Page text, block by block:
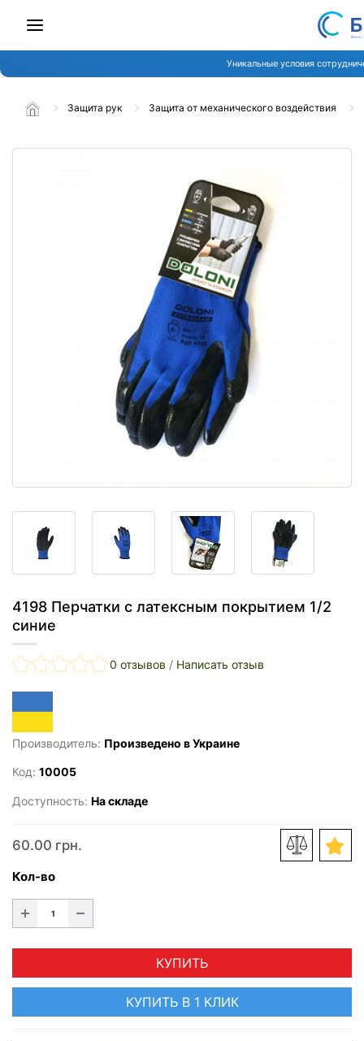
Уникальные условия
Защита рук Защита от механического воздействия
4198 Перчатки с латексным покрытием 1/2
синие
0 отзывов / Написать отзыв
Производитель: Произведено в Украине
Код: 10005
Доступность: На складе
60.00 грн.
Кол-во
КУПИТЬ
КУПИТЬ В 1 КЛИК